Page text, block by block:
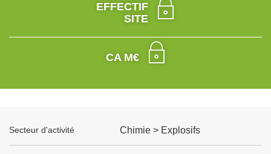
EFFECTIF
SITE
CA M€
Secteur d'activité Chimie > Explosifs